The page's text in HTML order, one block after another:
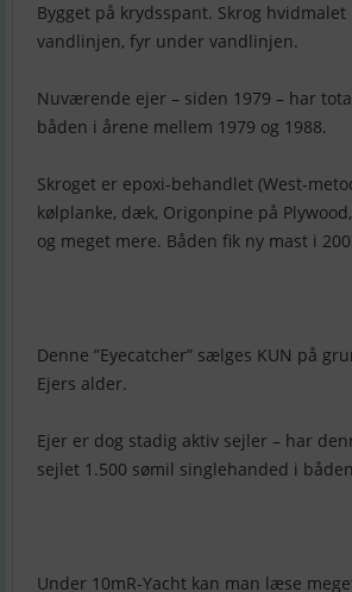
Bygget på krydsspant. Skrog
vandlinjen, fyr under vandlinjen.
Nuværende ejer – siden 1979 – har
båden i årene mellem 1979 og 1988.
Skroget er epoxi-behandlet (West-
kølplanke, dæk, Origonpine på
og meget mere. Båden fik ny mast i
Denne ”Eyecatcher” sælges KUN på
Ejers alder.
Ejer er dog stadig aktiv sejler – har
sejlet 1.500 sømil singlehanded i
Under 10mR-Yacht kan man læse